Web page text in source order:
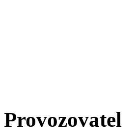
Provozovatel